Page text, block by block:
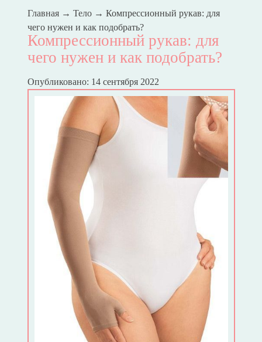
Главная→ Тело→ Компрессионный рукав: для
чего нужен и как подобрать?
Компрессионный рукав: для
чего нужен и как подобрать?
Опубликовано: 14 сентября 2022